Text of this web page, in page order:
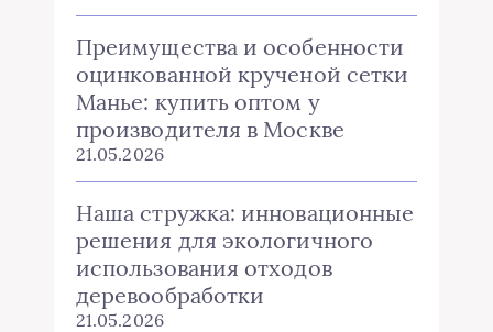
Преимущества и особенности
оцинкованной крученой сетки
Манье: купить оптом у
производителя в Москве
21.05.2026
Наша стружка: инновационные
решения для экологичного
использования отходов
деревообработки
21.05.2026